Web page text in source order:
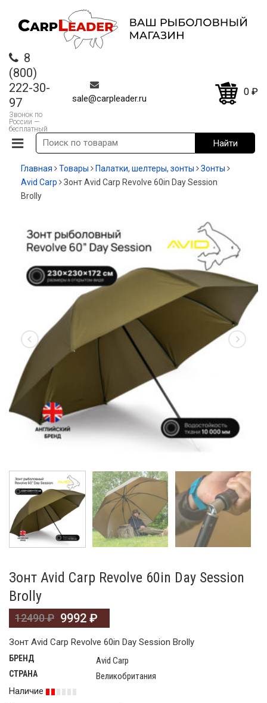
8
(800)
222-30-
97
Звонок по
России —
бесплатный
sale@carpleader.ru
0 ₽
Главная Товары Палатки, шелтеры, зонты
Зонты
Avid Carp
Зонт Avid Carp Revolve 60in Day Session
Brolly
-20%
Зонт Avid Carp Revolve 60in Day Session
Brolly
12490₽ 9992 ₽
Зонт Avid Carp Revolve 60in Day Session Brolly
БРЕНД Avid Carp
СТРАНА
Великобритания
Наличие